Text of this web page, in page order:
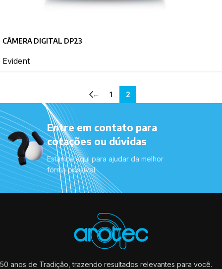
CÂMERA DIGITAL DP23
Evident
← 1 2
Entre em contato para
cotações ou dúvidas
Estamos aqui para ajudar da melhor
forma possível.
50 anos de Tradição, trazendo resultados relevantes para você.